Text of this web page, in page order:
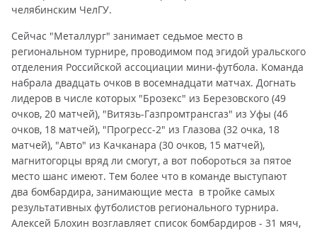
челябинским ЧелГУ.
Сейчас "Металлург" занимает седьмое место в
региональном турнире, проводимом под эгидой уральского
отделения Российской ассоциации мини-футбола. Команда
набрала двадцать очков в восемнадцати матчах. Догнать
лидеров в числе которых "Брозекс" из Березовского (49
очков, 20 матчей), "Витязь-Газпромтрансгаз" из Уфы (46
очков, 18 матчей), "Прогресс-2" из Глазова (32 очка, 18
матчей), "Авто" из Качканара (30 очков, 15 матчей),
магнитогорцы вряд ли смогут, а вот побороться за пятое
место шанс имеют. Тем более что в команде выступают
два бомбардира, занимающие места в тройке самых
результативных футболистов регионального турнира.
Алексей Блохин возглавляет список бомбардиров - 31 мяч,